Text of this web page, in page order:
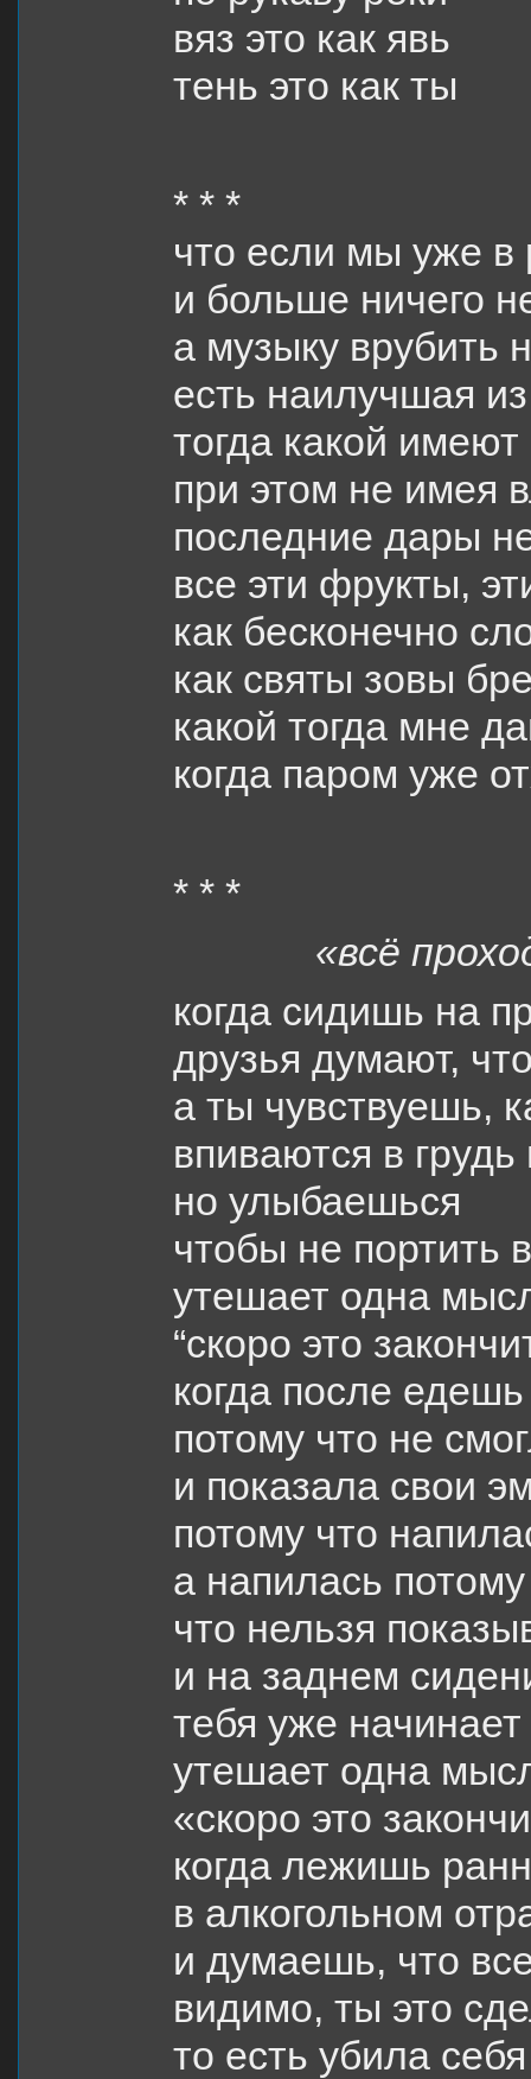
вяз это как явь
тень это как ты
* * *
что если мы уже в
и больше ничего
а музыку врубить
есть наилучшая
тогда какой имеют
при этом не имея
последние дары
все эти фрукты,
как бесконечно
как святы зовы
какой тогда мне
когда паром уже
* * *
«всё
когда сидишь на
друзья думают,
а ты чувствуешь,
впиваются в грудь
но улыбаешься
чтобы не портить
утешает одна
“скоро это
когда после
потому что не
и показала свои
потому что
а напилась потому
что нельзя
и на заднем
тебя уже
утешает одна
«скоро это
когда лежишь
в алкогольном
и думаешь, что
видимо, ты это
то есть убила себя